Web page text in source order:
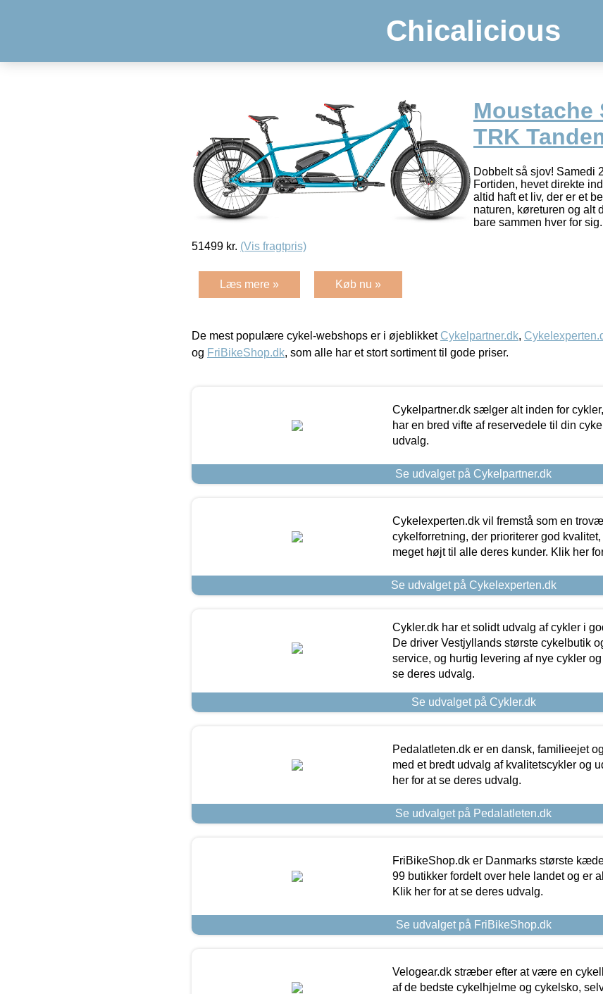
Chicalicious
Moustache
TRK
Dobbelt så sjov! Samedi
Fortiden, hevet direkte
altid haft et liv, der er et
naturen, køreturen og alt
bare sammen hver for
51499 kr. (Vis fragtpris)
Læs mere » Køb nu »
De mest populære cykel-webshops er i øjeblikket Cykelpartner.dk,
og FriBikeShop.dk, som alle har et stort sortiment til gode priser.
Cykelpartner.dk sælger alt inden for
har en bred vifte af reservedele til din
udvalg.
Se udvalget på Cykelpartner.dk
Cykelexperten.dk vil fremstå som en
cykelforretning, der prioriterer god
meget højt til alle deres kunder. Klik her
Se udvalget på Cykelexperten.dk
Cykler.dk har et solidt udvalg af cykler i
De driver Vestjyllands største cykelbutik
service, og hurtig levering af nye cykler
se deres udvalg.
Se udvalget på Cykler.dk
Pedalatleten.dk er en dansk, familieejet
med et bredt udvalg af kvalitetscykler og
her for at se deres udvalg.
Se udvalget på Pedalatleten.dk
FriBikeShop.dk er Danmarks største
99 butikker fordelt over hele landet og er
Klik her for at se deres udvalg.
Se udvalget på FriBikeShop.dk
Velogear.dk stræber efter at være en
af de bedste cykelhjelme og cykelsko,